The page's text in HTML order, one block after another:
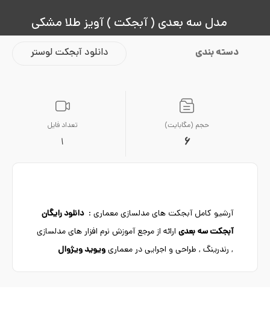
مدل سه بعدی ( آبجکت ) آویز طلا مشکی
دسته بندی دانلود آبجکت لوستر
حجم (مگابایت)
6
تعداد فایل
1
آرشیو کامل آبجکت های مدلسازی معماری :دانلود رایگان
آبجکت سه بعدی ارائه از مرجع آموزش نرم افزار های مدلسازی
, رندرینگ , طراحی و اجرایی در معماریویوید ویژوال